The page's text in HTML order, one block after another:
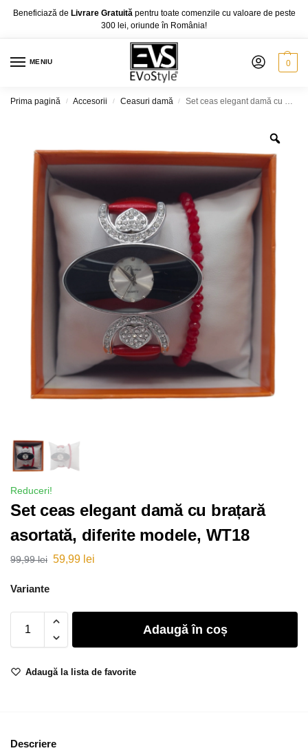
Beneficiază de Livrare Gratuită pentru toate comenzile cu valoare de peste
300 lei, oriunde în România!
MENIU 0
Prima pagină / Accesorii / Ceasuri damă / Set ceas elegant damă cu brațară asortată, diferite modele, WT18
Reduceri!
Set ceas elegant damă cu brațară
asortată, diferite modele, WT18
99,99lei 59,99 lei
Variante
Adaugă în coș
Adaugă la lista de favorite
Descriere